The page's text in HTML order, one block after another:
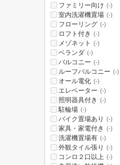
ファミリー向け (-)
室内洗濯機置場 (-)
フローリング (-)
ロフト付き (-)
メゾネット (-)
ベランダ (-)
バルコニー (-)
ルーフバルコニー (-)
オール電化 (-)
エレベーター (-)
照明器具付き (-)
駐輪場 (-)
バイク置場あり (-)
家具・家電付き (-)
洗濯機置場有 (-)
外観タイル張り (-)
コンロ２口以上 (-)